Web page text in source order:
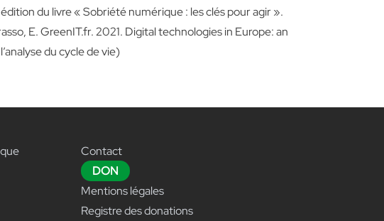
du livre « Sobriété numérique : les clés pour agir ».
E. GreenIT.fr. 2021. Digital technologies in Europe: an
du cycle de vie)
Contact
DON
Mentions légales
Registre des donations